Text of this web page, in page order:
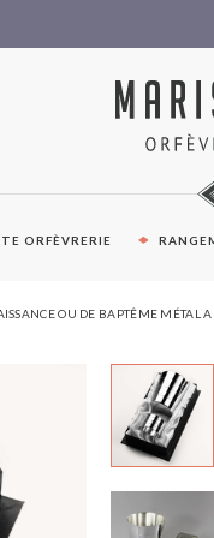
ORFÈVRERIE
OU DE BAPTÊME MÉTAL